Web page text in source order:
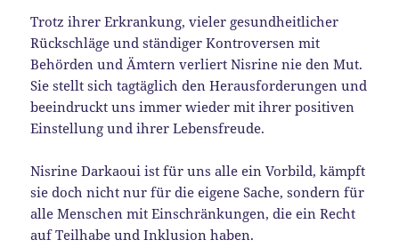
Trotz ihrer Erkrankung, vieler gesundheitlicher
Rückschläge und ständiger Kontroversen mit
Behörden und Ämtern verliert Nisrine nie den Mut.
Sie stellt sich tagtäglich den Herausforderungen und
beeindruckt uns immer wieder mit ihrer positiven
Einstellung und ihrer Lebensfreude.
NisrineDarkaoui ist für uns alle ein Vorbild, kämpft
sie doch nicht nur für die eigene Sache, sondern für
alle Menschen mit Einschränkungen, die ein Recht
auf Teilhabe und Inklusion haben.